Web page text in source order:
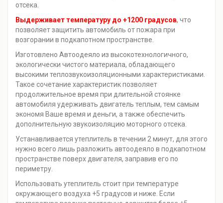
отсека.
Выдерживает температуру до +1200 градусов, что
позволяет защитить автомобиль от пожара при
возгорании в подкапотном пространстве.
Изготовлено Автоодеяло из высокотехнологичного,
экологически чистого материала, обладающего
высокими теплозвукоизоляционными характеристиками.
Такое сочетание характеристик позволяет
продолжительное время при длительной стоянке
автомобиля удерживать двигатель теплым, тем самым
экономя Ваше время и деньги, а также обеспечить
дополнительную звукоизоляцию моторного отсека.
Устанавливается утеплитель в течении 2 минут, для этого
нужно всего лишь разложить автоодеяло в подкапотном
пространстве поверх двигателя, заправив его по
периметру.
Использовать утеплитель стоит при температуре
окружающего воздуха +5 градусов и ниже. Если